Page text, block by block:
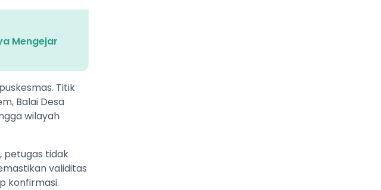
Mengejar
Titik
Balai Desa
wilayah
petugas tidak
validitas
konfirmasi.